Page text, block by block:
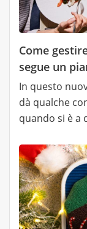
Come
segue un
In questo
dà qualche
quando si è a